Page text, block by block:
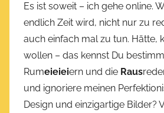
r
ö
f
f
e
n
t
Es ist soweit – ich gehe online.
endlich Zeit wird, nicht nur zu
auch einfach mal zu tun. Hätte,
wollen – das kennst Du
Rumeieieiern und die Raus
und ignoriere meinen
Design und einzigartige Bilder?